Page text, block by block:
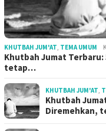
KHUTBAH JUM'AT, TEMA UMUM
Khutbah Jumat Terbaru:
tetap…
KHUTBAH JUM'AT,
Khutbah
Diremehkan,